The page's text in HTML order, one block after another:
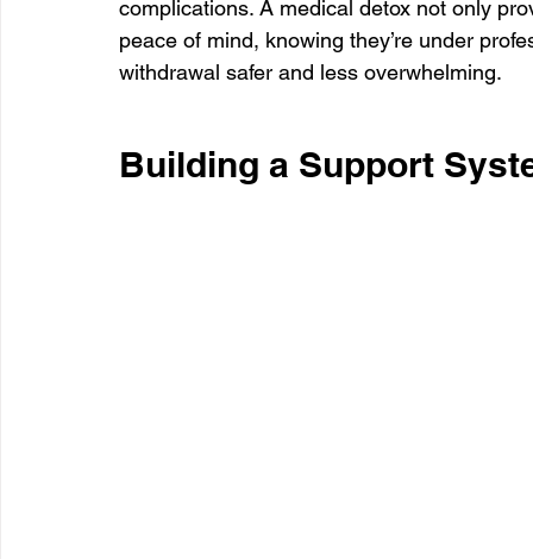
complications. A medical detox not only
peace of mind, knowing they’re under
withdrawal safer and less overwhelming.
Building a Support